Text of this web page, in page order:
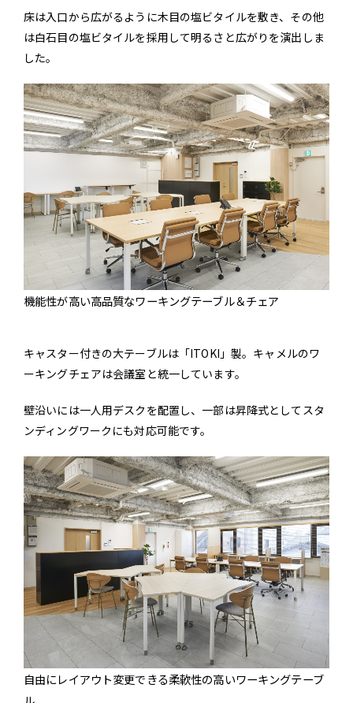
床は入口から広がるように木目の塩ビタイルを敷き、その他
は白石目の塩ビタイルを採用して明るさと広がりを演出しま
した。
機能性が高い高品質なワーキングテーブル＆チェア
キャスター付きの大テーブルは「ITOKI」製。キャメルのワ
ーキングチェアは会議室と統一しています。
壁沿いには一人用デスクを配置し、一部は昇降式としてスタ
ンディングワークにも対応可能です。
自由にレイアウト変更できる柔軟性の高いワーキングテーブ